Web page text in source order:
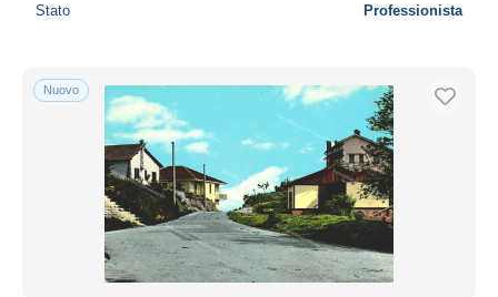
Stato Professionista
Nuovo